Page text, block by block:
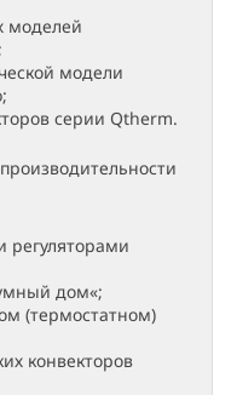
моделей
модели
серии Qtherm.
регуляторами
дом«;
(термостатном)
конвекторов